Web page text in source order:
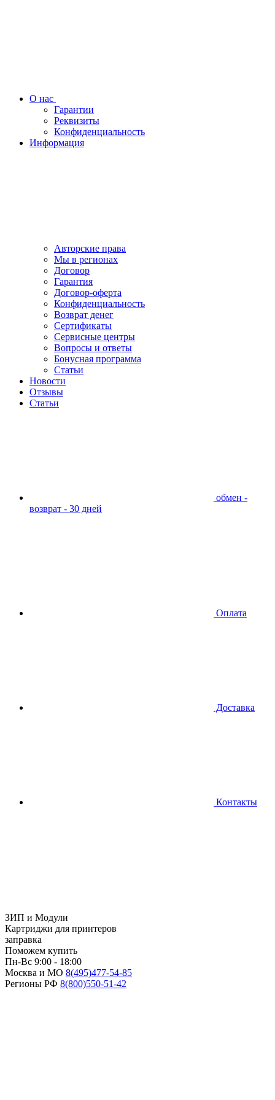
О нас
Гарантии
Реквизиты
Конфиденциальность
Информация
Авторские права
Мы в регионах
Договор
Гарантия
Договор-оферта
Конфиденциальность
Возврат денег
Сертификаты
Сервисные центры
Вопросы и ответы
Бонусная программа
Статьи
Новости
Отзывы
Статьи
обмен -
возврат - 30 дней
Оплата
Доставка
Контакты
ЗИП и Модули
Картриджи для принтеров
заправка
Поможем купить
Пн-Вс 9:00 - 18:00
Москва и МО 8(495)477-54-85
Регионы РФ 8(800)550-51-42